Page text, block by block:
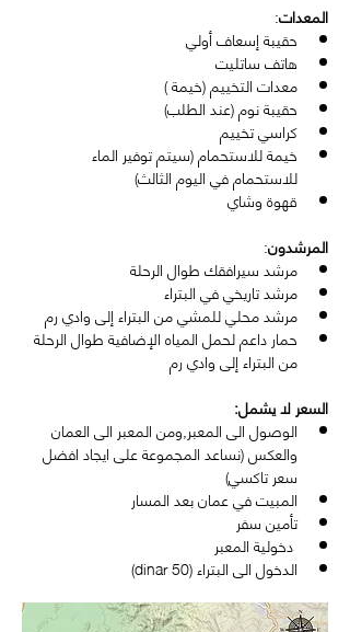
المعدات:
حقيبة إسعاف أولي
هاتف ساتليت
معدات التخييم (خيمة )
حقيبة نوم (عند الطلب)
كراسي تخييم
خيمة للاستحمام (سيتم توفير الماء
للاستحمام في اليوم الثالث)
قهوة وشاي
المرشدون:
مرشد سيرافقك طوال الرحلة
مرشد تاريخي في البتراء
مرشد محلي للمشي من البتراء إلى وادي رم
حمار داعم لحمل المياه الإضافية طوال الرحلة
من البتراء إلى وادي رم
السعر لا يشمل:
الوصول الى المعبر,ومن المعبر الى العمان
والعكس (نساعد المجموعة على ايجاد افضل
سعر تاكسي)
المبيت في عمان بعد المسار
تأمين سفر
الدخول الى البتراء (50 dinar)